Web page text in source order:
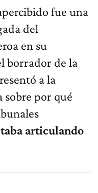
fue una
del
en su
borrador de la
a la
sobre por qué
articulando